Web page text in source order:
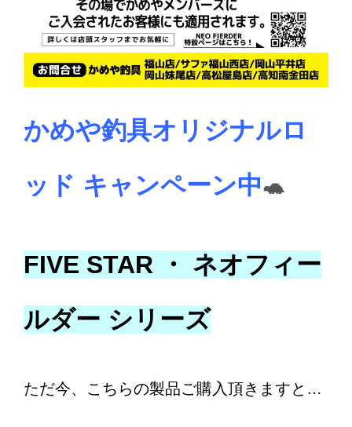
かめや釣具オリジナルロ
ッド キャンペーン中🐢
FIVE STAR ・ ネオフィー
ルダー シリーズ
ただ今、こちらの製品ご購入頂きますと…